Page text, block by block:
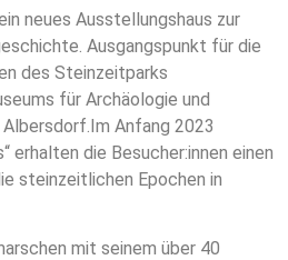
neues Ausstellungshaus zur
Ausgangspunkt für die
des Steinzeitparks
für Archäologie und
Anfang 2023
erhalten die Besucher:innen einen
steinzeitlichen Epochen in
mit seinem über 40